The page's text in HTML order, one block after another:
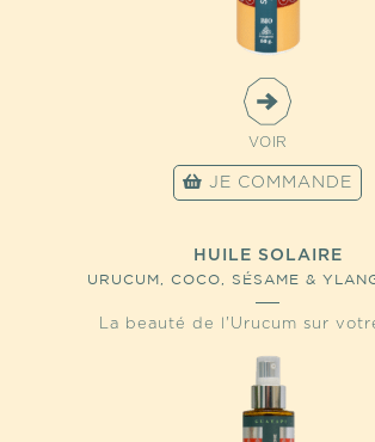
VOIR
JE COMMANDE
HUILE SOLAIRE
URUCUM, COCO, SÉSAME &
La beauté de l'Urucum sur